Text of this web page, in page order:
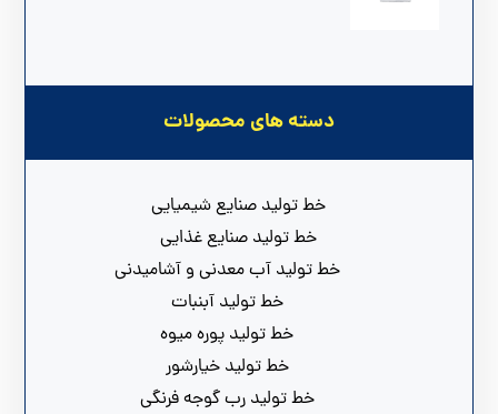
دسته های محصولات
خط تولید صنایع شیمیایی
خط تولید صنایع غذایی
خط تولید آب معدنی و آشامیدنی
خط تولید آبنبات
خط تولید پوره میوه
خط تولید خیارشور
خط تولید رب گوجه فرنگی